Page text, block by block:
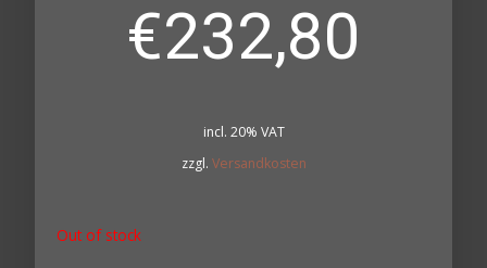
€232,80
incl. 20% VAT
zzgl. Versandkosten
Out of stock